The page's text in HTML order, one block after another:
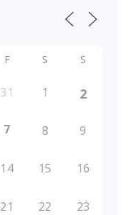
F S S
31 1 2
7 8 9
14 15 16
21 22 23